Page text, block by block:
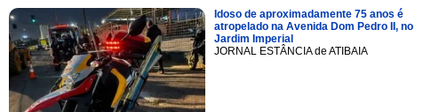
Idoso de aproximadamente 75 anos é
atropelado na Avenida Dom Pedro II, no
Jardim Imperial
JORNAL ESTÂNCIA de ATIBAIA